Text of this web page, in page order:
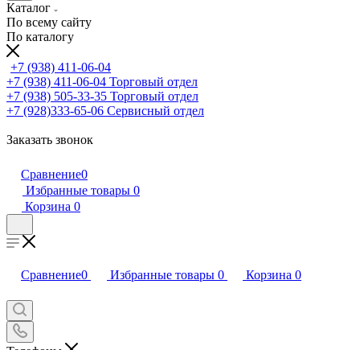
Каталог
По всему сайту
По каталогу
+7 (938) 411-06-04
+7 (938) 411-06-04 Торговый отдел
+7 (938) 505-33-35 Торговый отдел
+7 (928)333-65-06 Сервисный отдел
Заказать звонок
Сравнение0
Избранные товары 0
Корзина 0
Сравнение0 Избранные товары 0 Корзина 0